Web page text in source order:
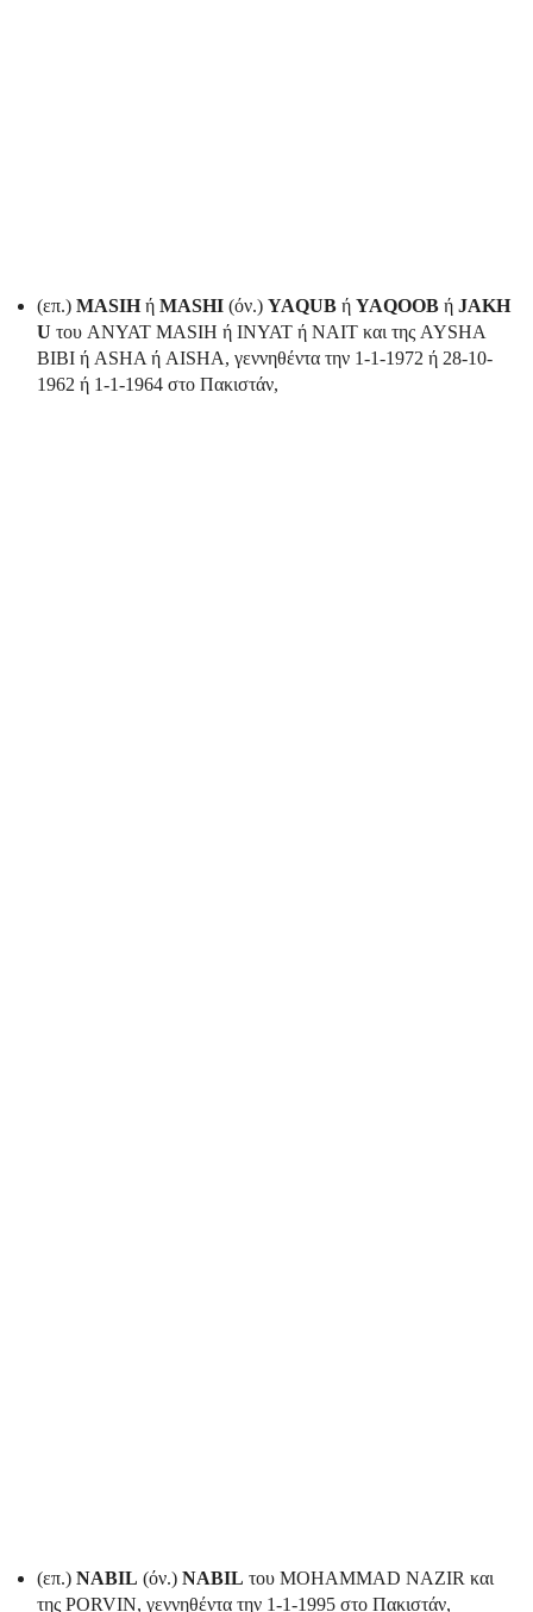
(επ.) MASIHή MASHI (όν.) YAQUB ή YAQOOB ή JAKH
U του ANYAT MASIH ή INYAT ή NAIT και της AYSHA
BIBI ή ASHA ή AISHA, γεννηθέντα την 1-1-1972 ή 28-10-
1962 ή 1-1-1964 στο Πακιστάν,
(επ.) NABIL (όν.) NABIL του MOHAMMAD NAZIR και
της PORVIN, γεννηθέντα την 1-1-1995 στο Πακιστάν,